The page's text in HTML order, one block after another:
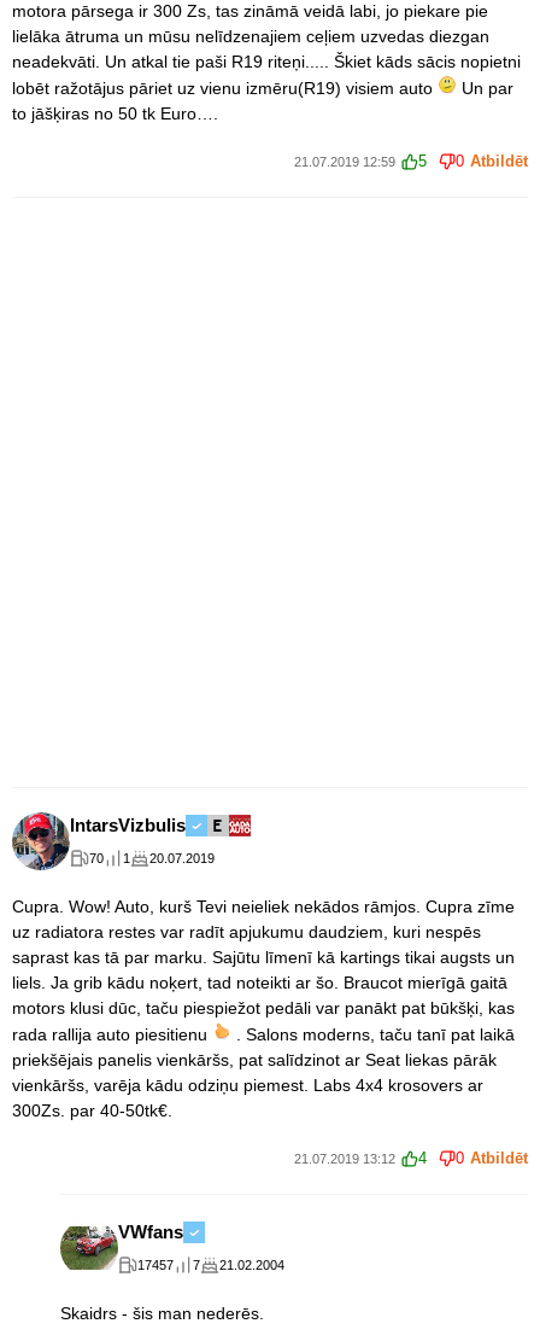
motora pārsega ir 300 Zs, tas zināmā veidā labi, jo piekare pie
lielāka ātruma un mūsu nelīdzenajiem ceļiem uzvedas diezgan
neadekvāti. Un atkal tie paši R19 riteņi..... Škiet kāds sācis nopietni
lobēt ražotājus pāriet uz vienu izmēru(R19) visiem auto
Un par
to jāšķiras no 50 tk Euro….
21.07.2019 12:59 5 0 Atbildēt
IntarsVizbulis
70 1 20.07.2019
Cupra. Wow! Auto, kurš Tevi neieliek nekādos rāmjos. Cupra zīme
uz radiatora restes var radīt apjukumu daudziem, kuri nespēs
saprast kas tā par marku. Sajūtu līmenī kā kartings tikai augsts un
liels. Ja grib kādu noķert, tad noteikti ar šo. Braucot mierīgā gaitā
motors klusi dūc, taču piespiežot pedāli var panākt pat būkšķi, kas
rada rallija auto piesitienu
. Salons moderns, taču tanī pat laikā
priekšējais panelis vienkāršs, pat salīdzinot ar Seat liekas pārāk
vienkāršs, varēja kādu odziņu piemest. Labs 4x4 krosovers ar
300Zs. par 40-50tk€.
21.07.2019 13:12 4 0 Atbildēt
VWfans
17457 7 21.02.2004
Skaidrs - šis man nederēs.